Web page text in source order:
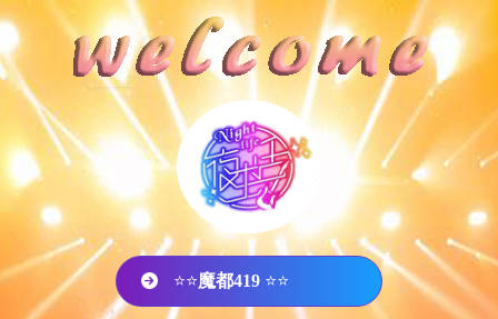
⭐⭐魔都419 ⭐⭐